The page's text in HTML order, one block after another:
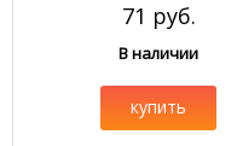
71 руб.
В наличии
купить